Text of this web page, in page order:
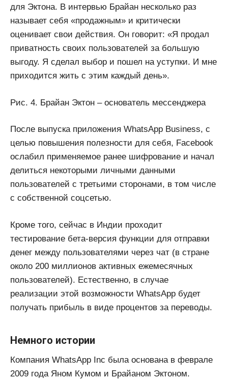
для Эктона. В интервью Брайан несколько раз
называет себя «продажным» и критически
оценивает свои действия. Он говорит: «Я продал
приватность своих пользователей за большую
выгоду. Я сделал выбор и пошел на уступки. И мне
приходится жить с этим каждый день».
Рис. 4. Брайан Эктон – основатель мессенджера
После выпуска приложения WhatsApp Business, с
целью повышения полезности для себя, Facebook
ослабил применяемое ранее шифрование и начал
делиться некоторыми личными данными
пользователей с третьими сторонами, в том числе
с собственной соцсетью.
Кроме того, сейчас в Индии проходит
тестирование бета-версия функции для отправки
денег между пользователями через чат (в стране
около 200 миллионов активных ежемесячных
пользователей). Естественно, в случае
реализации этой возможности WhatsApp будет
получать прибыль в виде процентов за переводы.
Немного истории
Компания WhatsApp Inc была основана в феврале
2009 года Яном Кумом и Брайаном Эктоном.